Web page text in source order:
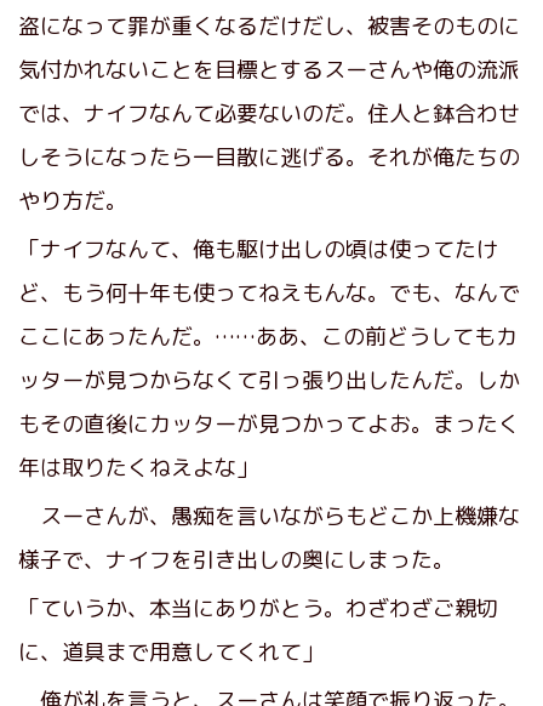
盗になって罪が重くなるだけだし、被害そのものに
気付かれないことを目標とするスーさんや俺の流派
では、ナイフなんて必要ないのだ。住人と鉢合わせ
しそうになったら一目散に逃げる。それが俺たちの
やり方だ。
「ナイフなんて、俺も駆け出しの頃は使ってたけ
ど、もう何十年も使ってねえもんな。でも、なんで
ここにあったんだ。……ああ、この前どうしてもカ
ッターが見つからなくて引っ張り出したんだ。しか
もその直後にカッターが見つかってよお。まったく
年は取りたくねえよな」
スーさんが、愚痴を言いながらもどこか上機嫌な
様子で、ナイフを引き出しの奥にしまった。
「ていうか、本当にありがとう。わざわざご親切
に、道具まで用意してくれて」